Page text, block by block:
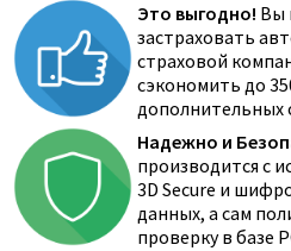
Это выгодно! Вы
застраховать
страховой
сэкономить до
дополнительных
Надежно и
производится с
3D Secure и
данных, а сам
проверку в базе